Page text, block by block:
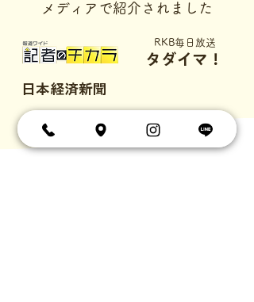
メディアで紹介されました
RKB毎日放送
タダイマ！
日本経済新聞